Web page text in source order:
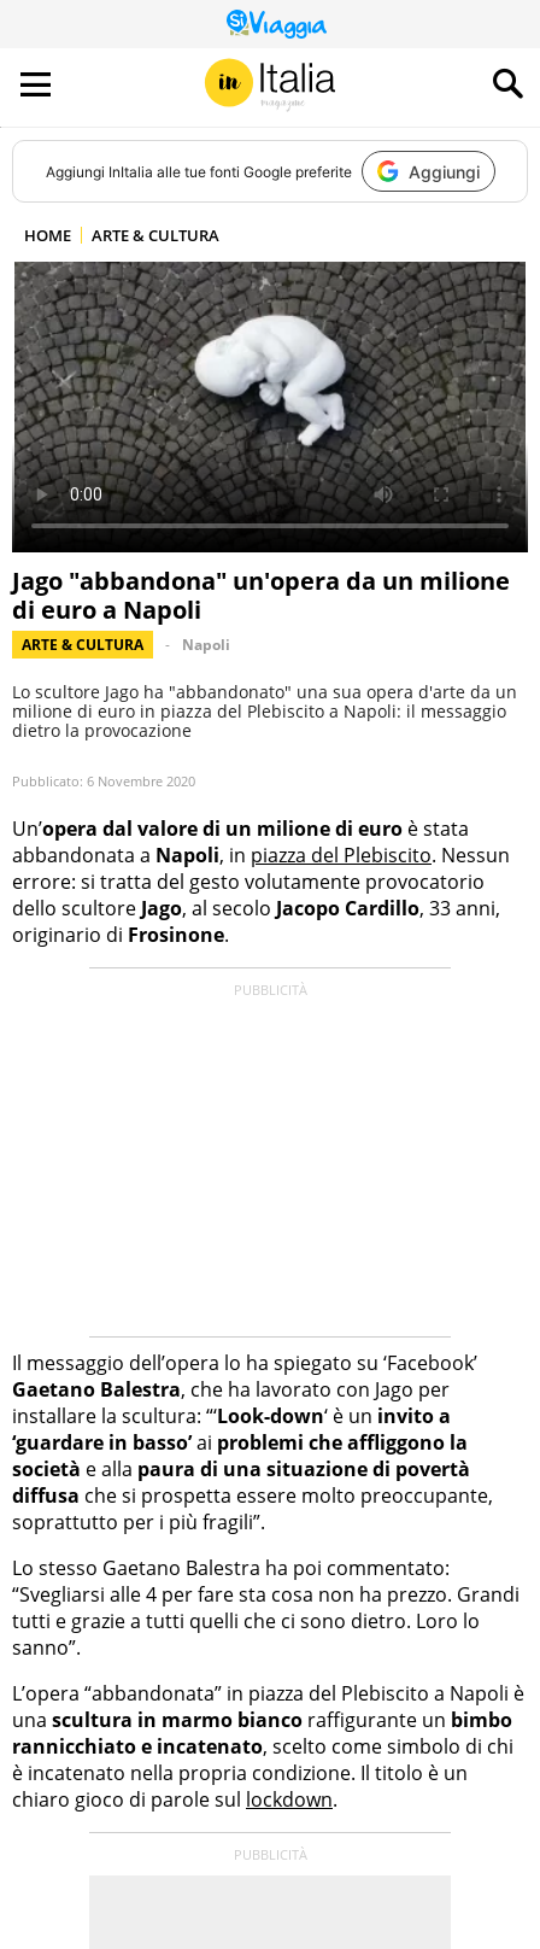
QUESTO
SITO
CONTRIBUISCE
ALL’AUDIENCE
DI
Aggiungi InItalia alle tue fonti Google preferite Aggiungi
HOME ARTE & CULTURA
Jago "abbandona" un'opera da un milione
di euro a Napoli
ARTE & CULTURA Napoli
Lo scultore Jago ha "abbandonato" una sua opera d'arte da un
milione di euro in piazza del Plebiscito a Napoli: il messaggio
dietro la provocazione
Pubblicato: 6 Novembre 2020
Un’opera dal valore di un milione di euro è stata
abbandonata a Napoli, in piazza del Plebiscito. Nessun
errore: si tratta del gesto volutamente provocatorio
dello scultore Jago, al secolo Jacopo Cardillo, 33 anni,
originario di Frosinone.
Il messaggio dell’opera lo ha spiegato su ‘Facebook’
Gaetano Balestra, che ha lavorato con Jago per
installare la scultura: “‘Look-down‘ è un invito a
‘guardare in basso’ai problemi che affliggono la
società e alla paura di una situazione di povertà
diffusa che si prospetta essere molto preoccupante,
soprattutto per i più fragili”.
Lo stesso Gaetano Balestra ha poi commentato:
“Svegliarsi alle 4 per fare sta cosa non ha prezzo. Grandi
tutti e grazie a tutti quelli che ci sono dietro. Loro lo
sanno”.
L’opera “abbandonata” in piazza del Plebiscito a Napoli è
una scultura in marmo bianco raffigurante un bimbo
rannicchiato e incatenato, scelto come simbolo di chi
è incatenato nella propria condizione. Il titolo è un
chiaro gioco di parole sul lockdown.